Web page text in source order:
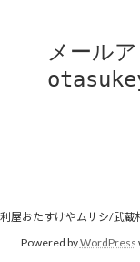
メール
屋おたすけやムサシ/武蔵
Powered byWordPress